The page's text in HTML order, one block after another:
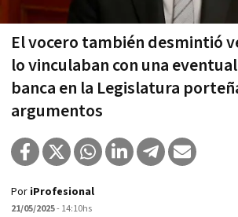
El vocero también desmintió
lo vinculaban con una
banca en la Legislatura
argumentos
Por iProfesional
21/05/2025- 14:10hs